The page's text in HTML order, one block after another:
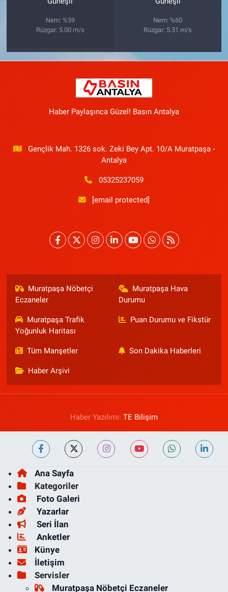
Nem: %59
Rüzgar: 5.00 m/s
Nem: %60
Rüzgar: 5.31 m/s
Haber Paylaşınca Güzel! Basın Antalya
Gençlik Mah. 1326 sok. Zeki Bey Apt. 10/A Muratpaşa -
Antalya
05325237059
[email protected]
Muratpaşa Nöbetçi
Eczaneler
Muratpaşa Hava
Durumu
Muratpaşa Trafik
Yoğunluk Haritası
Puan Durumu ve Fikstür
Tüm Manşetler Son Dakika Haberleri
Haber Arşivi
Haber Yazılımı: TE Bilişim
Ana Sayfa
Kategoriler
Foto Galeri
Yazarlar
Seri İlan
Anketler
Künye
İletişim
Servisler
Muratpaşa Nöbetçi Eczaneler